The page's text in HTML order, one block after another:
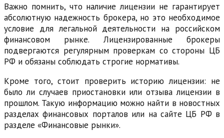
Важно помнить, что наличие лицензии не гарантирует
абсолютную надежность брокера, но это необходимое
условие для легальной деятельности на российском
финансовом рынке. Лицензированные брокеры
подвергаются регулярным проверкам со стороны ЦБ
РФ и обязаны соблюдать строгие нормативы.
Кроме того, стоит проверить историю лицензии: не
было ли случаев приостановки или отзыва лицензии в
прошлом. Такую информацию можно найти в новостных
разделах финансовых порталов или на сайте ЦБ РФ в
разделе «Финансовые рынки».